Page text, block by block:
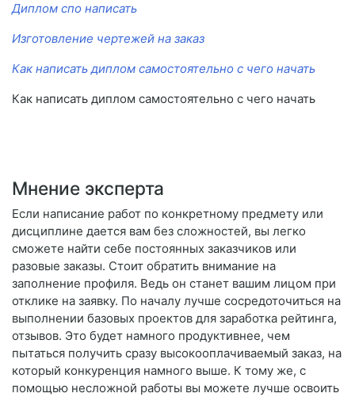
Диплом спо написать
Изготовление чертежей на заказ
Как написать диплом самостоятельно с чего начать
Как написать диплом самостоятельно с чего начать
Мнение эксперта
Если написание работ по конкретному предмету или
дисциплине дается вам без сложностей, вы легко
сможете найти себе постоянных заказчиков или
разовые заказы. Стоит обратить внимание на
заполнение профиля. Ведь он станет вашим лицом при
отклике на заявку. По началу лучше сосредоточиться на
выполнении базовых проектов для заработка рейтинга,
отзывов. Это будет намного продуктивнее, чем
пытаться получить сразу высокооплачиваемый заказ, на
который конкуренция намного выше. К тому же, с
помощью несложной работы вы можете лучше освоить